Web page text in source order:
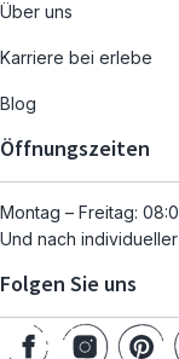
Über uns
Karriere bei erlebe
Blog
Öffnungszeiten
Montag – Freitag:
Und nach
Folgen Sie uns